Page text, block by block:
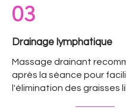
03
Drainage lymphatique
Massage drainant
après la séance pour
l'élimination des graisses